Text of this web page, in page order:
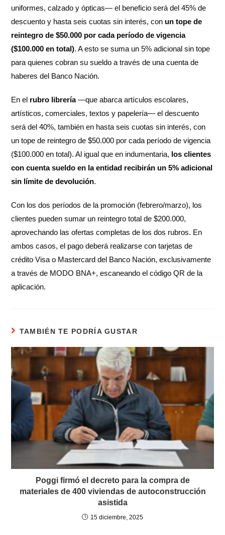
uniformes, calzado y ópticas— el beneficio será del 45% de
descuento y hasta seis cuotas sin interés, con un tope de
reintegro de $50.000 por cada período de vigencia
($100.000 en total). A esto se suma un 5% adicional sin tope
para quienes cobran su sueldo a través de una cuenta de
haberes del Banco Nación.
En el rubro librería—que abarca artículos escolares,
artísticos, comerciales, textos y papelería— el descuento
será del 40%, también en hasta seis cuotas sin interés, con
un tope de reintegro de $50.000 por cada período de vigencia
($100.000 en total). Al igual que en indumentaria, los clientes
con cuenta sueldo en la entidad recibirán un 5% adicional
sin límite de devolución.
Con los dos períodos de la promoción (febrero/marzo), los
clientes pueden sumar un reintegro total de $200.000,
aprovechando las ofertas completas de los dos rubros. En
ambos casos, el pago deberá realizarse con tarjetas de
crédito Visa o Mastercard del Banco Nación, exclusivamente
a través de MODO BNA+, escaneando el código QR de la
aplicación.
TAMBIÉN TE PODRÍA GUSTAR
Poggi firmó el decreto para la compra de
materiales de 400 viviendas de autoconstrucción
asistida
15 diciembre, 2025